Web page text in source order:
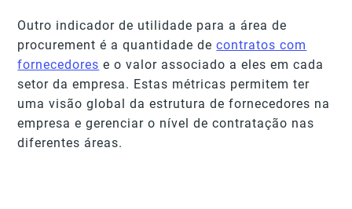
Outro indicador de utilidade para a área de
procurement é a quantidade decontratos com
fornecedores e o valor associado a eles em cada
setor da empresa. Estas métricas permitem ter
uma visão global da estrutura de fornecedores na
empresa e gerenciar o nível de contratação nas
diferentes áreas.